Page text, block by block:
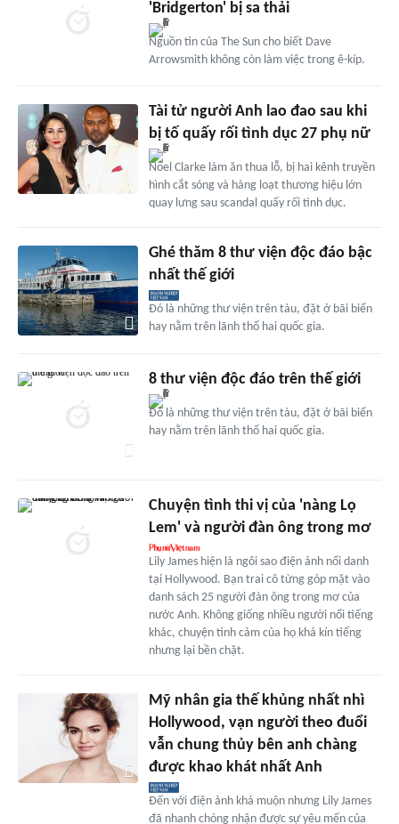
'Bridgerton' bị sa thải
Nguồn tin của The Sun cho biết Dave
Arrowsmith không còn làm việc trong ê-kíp.
Tài tử người Anh lao đao sau khi
bị tố quấy rối tình dục 27 phụ nữ
Noel Clarke làm ăn thua lỗ, bị hai kênh truyền
hình cắt sóng và hàng loạt thương hiệu lớn
quay lưng sau scandal quấy rối tình dục.
Ghé thăm 8 thư viện độc đáo bậc
nhất thế giới
Đó là những thư viện trên tàu, đặt ở bãi biển
hay nằm trên lãnh thổ hai quốc gia.
8 thư viện độc đáo trên thế giới
Đó là những thư viện trên tàu, đặt ở bãi biển
hay nằm trên lãnh thổ hai quốc gia.
Chuyện tình thi vị của 'nàng Lọ
Lem' và người đàn ông trong mơ
Lily James hiện là ngôi sao điện ảnh nổi danh
tại Hollywood. Bạn trai cô từng góp mặt vào
danh sách 25 người đàn ông trong mơ của
nước Anh. Không giống nhiều người nổi tiếng
khác, chuyện tình cảm của họ khá kín tiếng
nhưng lại bền chặt.
Mỹ nhân gia thế khủng nhất nhì
Hollywood, vạn người theo đuổi
vẫn chung thủy bên anh chàng
được khao khát nhất Anh
Đến với điện ảnh khá muộn nhưng Lily James
đã nhanh chóng nhận được sự yêu mến của